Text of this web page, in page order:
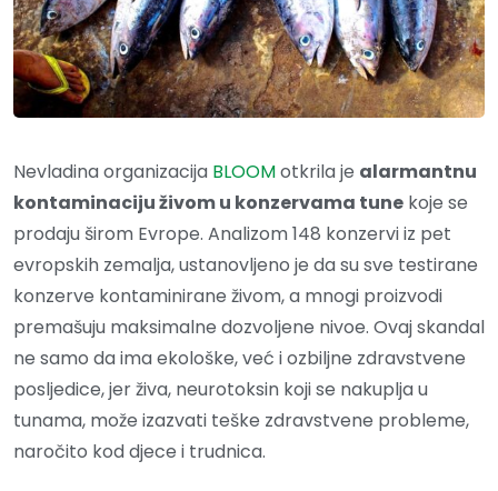
Nevladina organizacija BLOOMotkrila je alarmantnu
kontaminaciju živom u konzervama tune koje se
prodaju širom Evrope. Analizom 148 konzervi iz pet
evropskih zemalja, ustanovljeno je da su sve testirane
konzerve kontaminirane živom, a mnogi proizvodi
premašuju maksimalne dozvoljene nivoe. Ovaj skandal
ne samo da ima ekološke, već i ozbiljne zdravstvene
posljedice, jer živa, neurotoksin koji se nakuplja u
tunama, može izazvati teške zdravstvene probleme,
naročito kod djece i trudnica.